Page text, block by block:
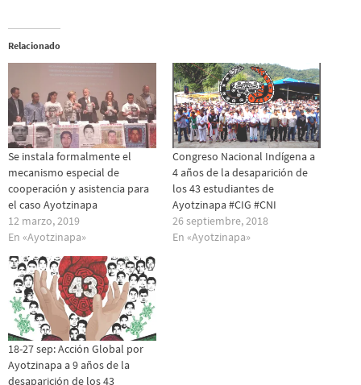
Relacionado
Se instala formalmente el
mecanismo especial de
cooperación y asistencia para
el caso Ayotzinapa
12 marzo, 2019
En «Ayotzinapa»
Congreso Nacional Indígena a
4 años de la desaparición de
los 43 estudiantes de
Ayotzinapa #CIG #CNI
26 septiembre, 2018
En «Ayotzinapa»
18-27 sep: Acción Global por
Ayotzinapa a 9 años de la
desaparición de los 43